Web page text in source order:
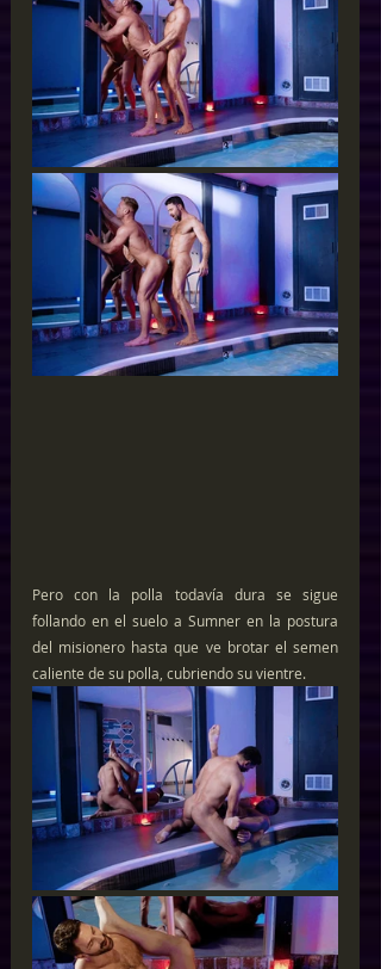
Pero con la polla todavía dura se sigue
follando en el suelo a Sumner en la postura
del misionero hasta que ve brotar el semen
caliente de su polla, cubriendo su vientre.